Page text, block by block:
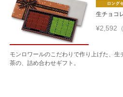
生チョコ
¥2,592
モンロワールのこだわりで作り上げた、
茶の、詰め合わせギフト。